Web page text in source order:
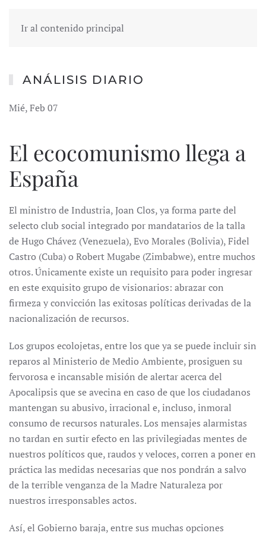
Ir al contenido principal
ANÁLISIS DIARIO
Mié, Feb 07
El ecocomunismo llega a
España
El ministro de Industria, Joan Clos, ya forma parte del
selecto club social integrado por mandatarios de la talla
de Hugo Chávez (Venezuela), Evo Morales (Bolivia), Fidel
Castro (Cuba) o Robert Mugabe (Zimbabwe), entre muchos
otros. Únicamente existe un requisito para poder ingresar
en este exquisito grupo de visionarios: abrazar con
firmeza y convicción las exitosas políticas derivadas de la
nacionalización de recursos.
Los grupos ecolojetas, entre los que ya se puede incluir sin
reparos al Ministerio de Medio Ambiente, prosiguen su
fervorosa e incansable misión de alertar acerca del
Apocalipsis que se avecina en caso de que los ciudadanos
mantengan su abusivo, irracional e, incluso, inmoral
consumo de recursos naturales. Los mensajes alarmistas
no tardan en surtir efecto en las privilegiadas mentes de
nuestros políticos que, raudos y veloces, corren a poner en
práctica las medidas necesarias que nos pondrán a salvo
de la terrible venganza de la Madre Naturaleza por
nuestros irresponsables actos.
Así, el Gobierno baraja, entre sus muchas opciones